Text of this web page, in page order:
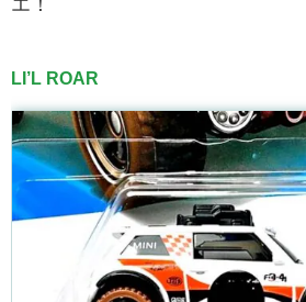
LI’L ROAR